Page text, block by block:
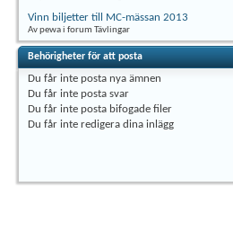
Vinn biljetter till MC-mässan 2013
Av pewa i forum Tävlingar
Behörigheter för att posta
Du får inte posta nya ämnen
Du får inte posta svar
Du får inte posta bifogade filer
Du får inte redigera dina inlägg